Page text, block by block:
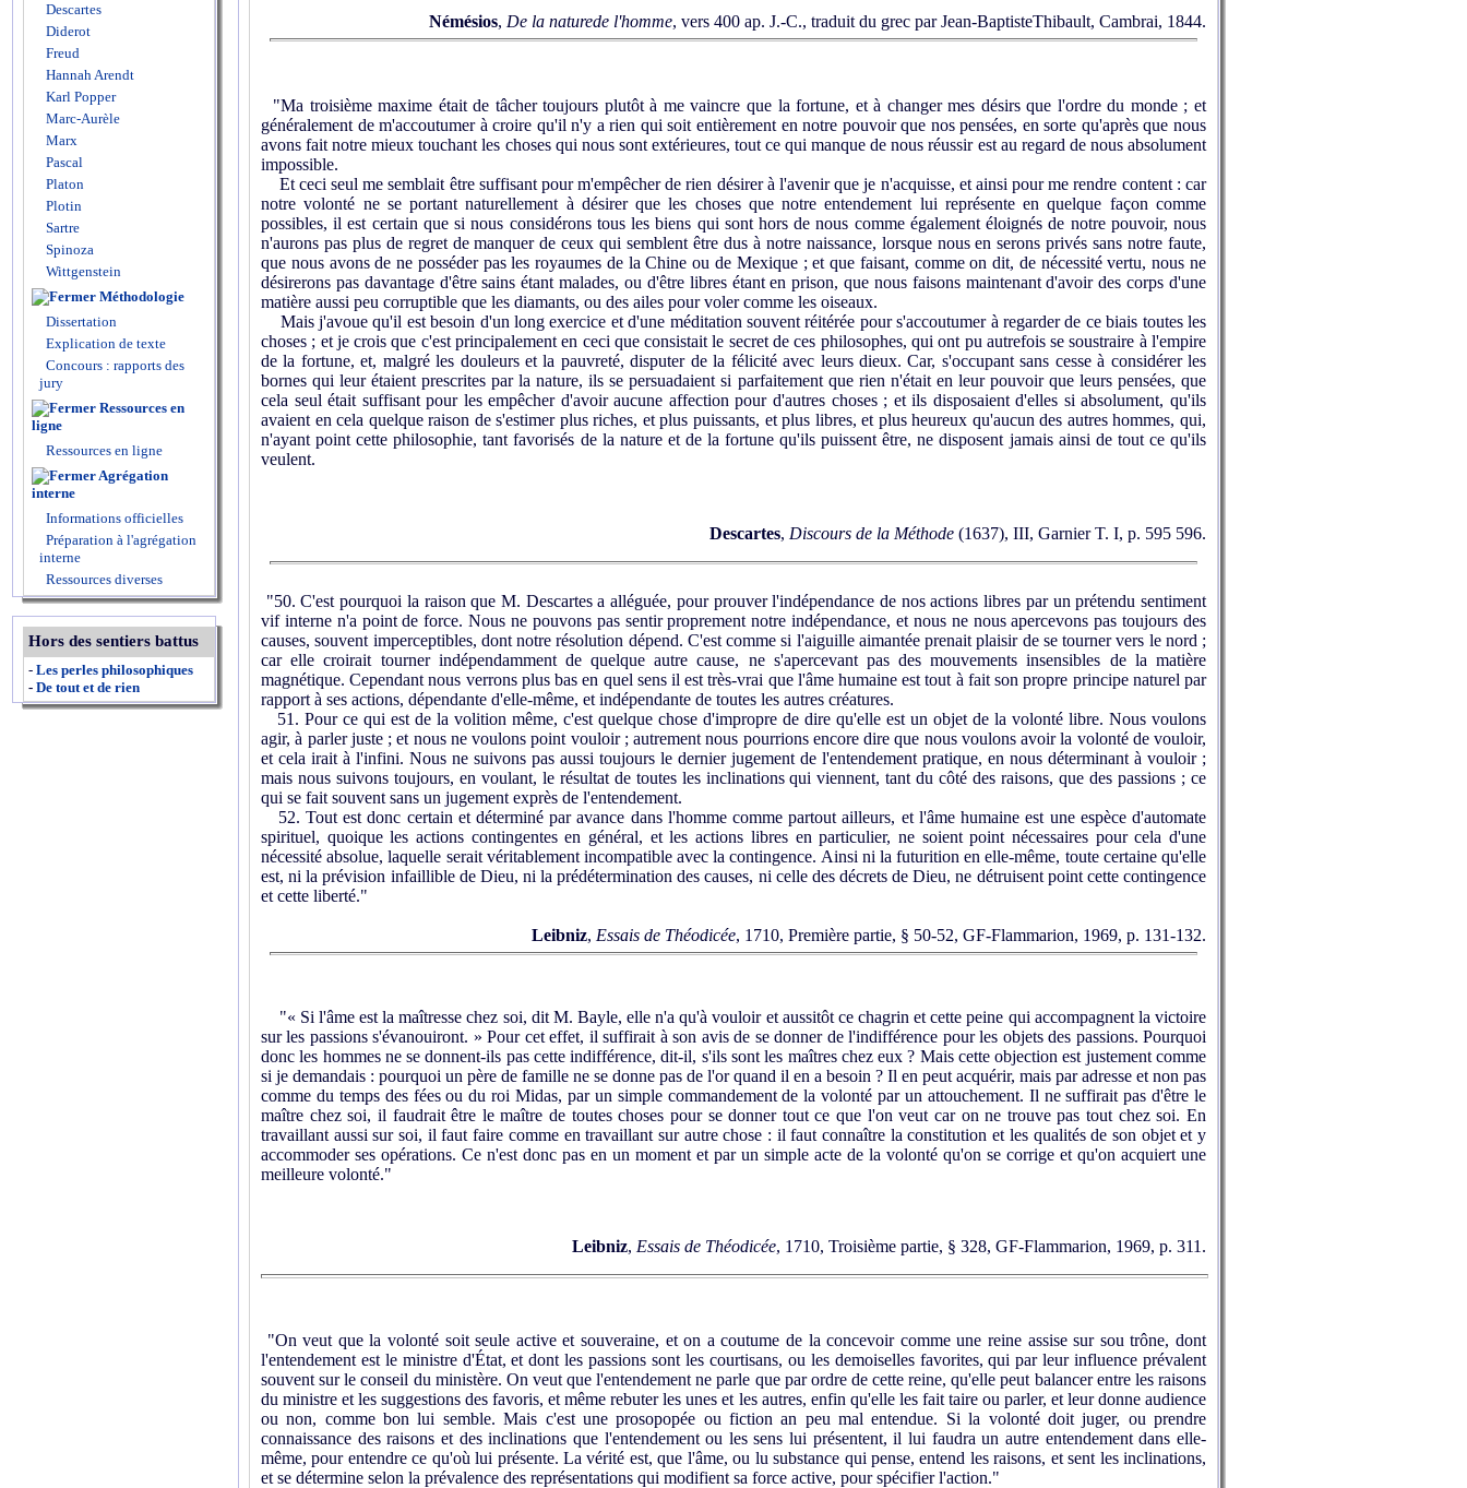
Descartes
Diderot
Freud
Hannah Arendt
Karl Popper
Marc-Aurèle
Marx
Pascal
Platon
Plotin
Sartre
Spinoza
Wittgenstein
Méthodologie
Dissertation
Explication de texte
Concours : rapports des
jury
Ressources en
ligne
Ressources en ligne
Agrégation
interne
Informations officielles
Préparation à l'agrégation
interne
Ressources diverses
Hors des sentiers battus
- Les perles philosophiques
- De tout et de rien
Némésios, De la naturede l'homme, vers 400 ap. J.-C., traduit du grec par Jean-BaptisteThibault, Cambrai, 1844.
"Ma troisième maxime était de tâcher toujours plutôt à me vaincre que la fortune, et à changer mes désirs que l'ordre du monde ; et
généralement de m'accoutumer à croire qu'il n'y a rien qui soit entièrement en notre pouvoir que nos pensées, en sorte qu'après que nous
avons fait notre mieux touchant les choses qui nous sont extérieures, tout ce qui manque de nous réussir est au regard de nous absolument
impossible.
Et ceci seul me semblait être suffisant pour m'empêcher de rien désirer à l'avenir que je n'acquisse, et ainsi pour me rendre content : car
notre volonté ne se portant naturellement à désirer que les choses que notre entendement lui représente en quelque façon comme
possibles, il est certain que si nous considérons tous les biens qui sont hors de nous comme également éloignés de notre pouvoir, nous
n'aurons pas plus de regret de manquer de ceux qui semblent être dus à notre naissance, lorsque nous en serons privés sans notre faute,
que nous avons de ne posséder pas les royaumes de la Chine ou de Mexique ; et que faisant, comme on dit, de nécessité vertu, nous ne
désirerons pas davantage d'être sains étant malades, ou d'être libres étant en prison, que nous faisons maintenant d'avoir des corps d'une
matière aussi peu corruptible que les diamants, ou des ailes pour voler comme les oiseaux.
Mais j'avoue qu'il est besoin d'un long exercice et d'une méditation souvent réitérée pour s'accoutumer à regarder de ce biais toutes les
choses ; et je crois que c'est principalement en ceci que consistait le secret de ces philosophes, qui ont pu autrefois se soustraire à l'empire
de la fortune, et, malgré les douleurs et la pauvreté, disputer de la félicité avec leurs dieux. Car, s'occupant sans cesse à considérer les
bornes qui leur étaient prescrites par la nature, ils se persuadaient si parfaitement que rien n'était en leur pouvoir que leurs pensées, que
cela seul était suffisant pour les empêcher d'avoir aucune affection pour d'autres choses ; et ils disposaient d'elles si absolument, qu'ils
avaient en cela quelque raison de s'estimer plus riches, et plus puissants, et plus libres, et plus heureux qu'aucun des autres hommes, qui,
n'ayant point cette philosophie, tant favorisés de la nature et de la fortune qu'ils puissent être, ne disposent jamais ainsi de tout ce qu'ils
veulent.
Descartes, Discours de la Méthode (1637), III, Garnier T. I, p. 595 596.
"50. C'est pourquoi la raison que M. Descartes a alléguée, pour prouver l'indépendance de nos actions libres par un prétendu sentiment
vif interne n'a point de force. Nous ne pouvons pas sentir proprement notre indépendance, et nous ne nous apercevons pas toujours des
causes, souvent imperceptibles, dont notre résolution dépend. C'est comme si l'aiguille aimantée prenait plaisir de se tourner vers le nord ;
car elle croirait tourner indépendamment de quelque autre cause, ne s'apercevant pas des mouvements insensibles de la matière
magnétique. Cependant nous verrons plus bas en quel sens il est très-vrai que l'âme humaine est tout à fait son propre principe naturel par
rapport à ses actions, dépendante d'elle-même, et indépendante de toutes les autres créatures.
51. Pour ce qui est de la volition même, c'est quelque chose d'impropre de dire qu'elle est un objet de la volonté libre. Nous voulons
agir, à parler juste ; et nous ne voulons point vouloir ; autrement nous pourrions encore dire que nous voulons avoir la volonté de vouloir,
et cela irait à l'infini. Nous ne suivons pas aussi toujours le dernier jugement de l'entendement pratique, en nous déterminant à vouloir ;
mais nous suivons toujours, en voulant, le résultat de toutes les inclinations qui viennent, tant du côté des raisons, que des passions ; ce
qui se fait souvent sans un jugement exprès de l'entendement.
52. Tout est donc certain et déterminé par avance dans l'homme comme partout ailleurs, et l'âme humaine est une espèce d'automate
spirituel, quoique les actions contingentes en général, et les actions libres en particulier, ne soient point nécessaires pour cela d'une
nécessité absolue, laquelle serait véritablement incompatible avec la contingence. Ainsi ni la futurition en elle-même, toute certaine qu'elle
est, ni la prévision infaillible de Dieu, ni la prédétermination des causes, ni celle des décrets de Dieu, ne détruisent point cette contingence
et cette liberté."
Leibniz, Essais de Théodicée, 1710, Première partie, § 50-52, GF-Flammarion, 1969, p. 131-132.
"« Si l'âme est la maîtresse chez soi, dit M. Bayle, elle n'a qu'à vouloir et aussitôt ce chagrin et cette peine qui accompagnent la victoire
sur les passions s'évanouiront. » Pour cet effet, il suffirait à son avis de se donner de l'indifférence pour les objets des passions. Pourquoi
donc les hommes ne se donnent-ils pas cette indifférence, dit-il, s'ils sont les maîtres chez eux ? Mais cette objection est justement comme
si je demandais : pourquoi un père de famille ne se donne pas de l'or quand il en a besoin ? Il en peut acquérir, mais par adresse et non pas
comme du temps des fées ou du roi Midas, par un simple commandement de la volonté par un attouchement. Il ne suffirait pas d'être le
maître chez soi, il faudrait être le maître de toutes choses pour se donner tout ce que l'on veut car on ne trouve pas tout chez soi. En
travaillant aussi sur soi, il faut faire comme en travaillant sur autre chose : il faut connaître la constitution et les qualités de son objet et y
accommoder ses opérations. Ce n'est donc pas en un moment et par un simple acte de la volonté qu'on se corrige et qu'on acquiert une
meilleure volonté."
Leibniz, Essais de Théodicée, 1710, Troisième partie, § 328, GF-Flammarion, 1969, p. 311.
"On veut que la volonté soit seule active et souveraine, et on a coutume de la concevoir comme une reine assise sur sou trône, dont
l'entendement est le ministre d'État, et dont les passions sont les courtisans, ou les demoiselles favorites, qui par leur influence prévalent
souvent sur le conseil du ministère. On veut que l'entendement ne parle que par ordre de cette reine, qu'elle peut balancer entre les raisons
du ministre et les suggestions des favoris, et même rebuter les unes et les autres, enfin qu'elle les fait taire ou parler, et leur donne audience
ou non, comme bon lui semble. Mais c'est une prosopopée ou fiction an peu mal entendue. Si la volonté doit juger, ou prendre
connaissance des raisons et des inclinations que l'entendement ou les sens lui présentent, il lui faudra un autre entendement dans elle-
même, pour entendre ce qu'où lui présente. La vérité est, que l'âme, ou lu substance qui pense, entend les raisons, et sent les inclinations,
et se détermine selon la prévalence des représentations qui modifient sa force active, pour spécifier l'action."